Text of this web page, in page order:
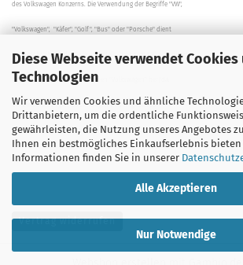
Diese Webseite verwendet Cookies
Technologien
Wir verwenden Cookies und ähnliche
Drittanbietern, um die ordentliche
gewährleisten, die Nutzung unseres Angebotes
Ihnen ein bestmögliches Einkaufserlebnis
Informationen finden Sie in unserer
Alle Akzeptieren
Nur Notwendige
des Volkswagen Konzerns. Die Verwendung der Begriffe "VW",
"Volkswagen", "Käfer", "Golf", "Bus" oder "Porsche" dient
der Beschreibung der Teile und stellt in keinem Fall eine direkte
Verbindung zu dem Unternehmen "Volkswagen" her/da.
Die Beschreibungen, Zeichnungen und Angaben zur
Verwendung sind sorgfältig überprüft worden.
Vertrag widerrufen